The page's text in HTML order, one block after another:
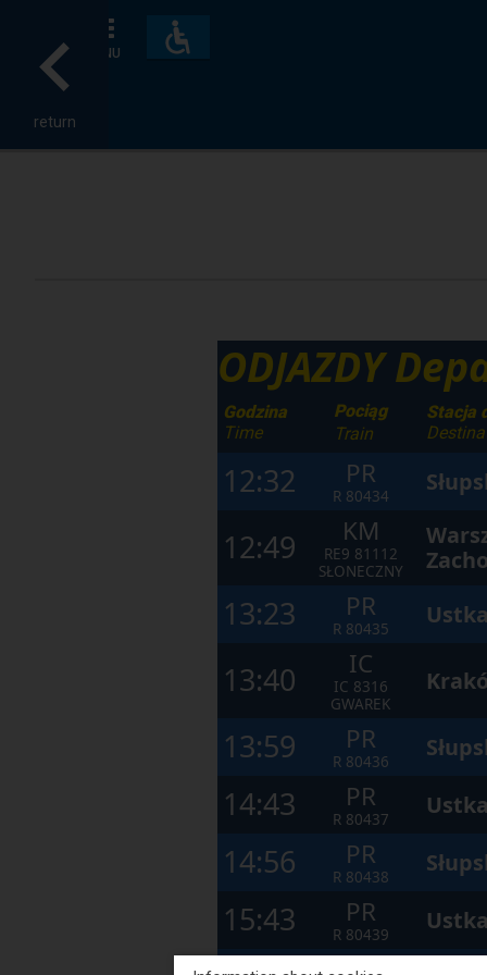
return
MENU
Accessibility
and
ODJAZDY
Godzina
Time
Pociąg
Train
Stacja
12:32 PR
R 80434
12:49
KM
RE9 81112
SŁONECZNY
13:23
PR
R 80435
13:40
IC
IC 8316
GWAREK
13:59
PR
R 80436
14:43
PR
R 80437
14:56
PR
R 80438
15:43
PR
R 80439